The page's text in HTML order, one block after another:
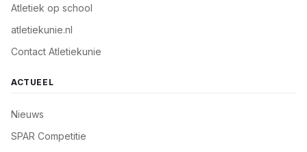
Atletiek op school
atletiekunie.nl
Contact Atletiekunie
ACTUEEL
Nieuws
SPAR Competitie